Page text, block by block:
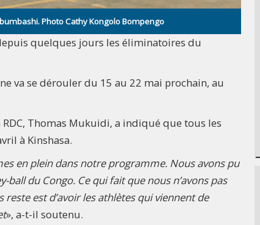
Photo Cathy Kongolo Bompengo
quelques jours les éliminatoires du
va se dérouler du 15 au 22 mai prochain, au
Thomas Mukuidi, a indiqué que tous les
à Kinshasa.
en plein dans notre programme. Nous avons pu
du Congo. Ce qui fait que nous n’avons pas
est d’avoir les athlètes qui viennent de
», a-t-il soutenu.